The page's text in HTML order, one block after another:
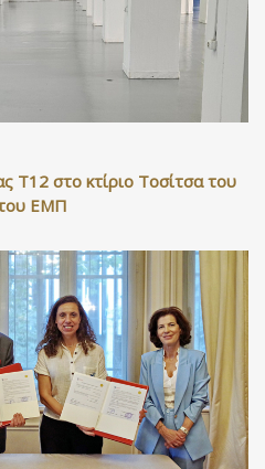
Τ12 στο κτίριο Τοσίτσα του
του ΕΜΠ